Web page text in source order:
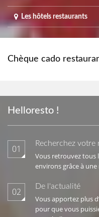
Les hôtels restaurants
Chèque cado
Helloresto !
01 Recherchez votre
Vous retrouvez tous
environs grâce à
02 De l'actualité
Vous apportez plus
pour que vous